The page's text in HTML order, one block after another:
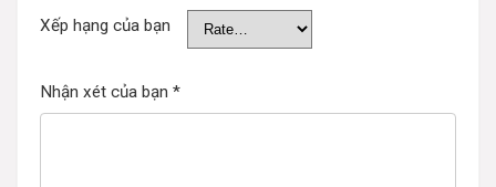
Xếp hạng của bạn
Nhận xét của bạn *